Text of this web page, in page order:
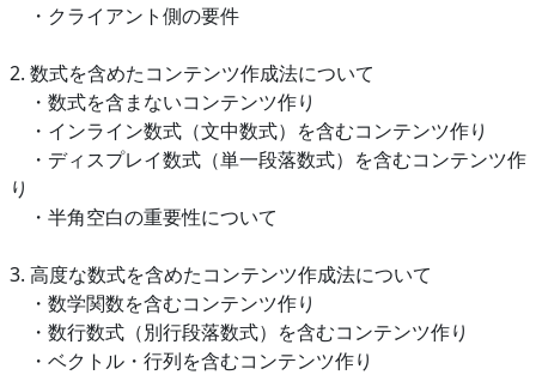
・クライアント側の要件
2. 数式を含めたコンテンツ作成法について
・数式を含まないコンテンツ作り
・インライン数式（文中数式）を含むコンテンツ作り
・ディスプレイ数式（単一段落数式）を含むコンテンツ作
り
・半角空白の重要性について
3. 高度な数式を含めたコンテンツ作成法について
・数学関数を含むコンテンツ作り
・数行数式（別行段落数式）を含むコンテンツ作り
・ベクトル・行列を含むコンテンツ作り